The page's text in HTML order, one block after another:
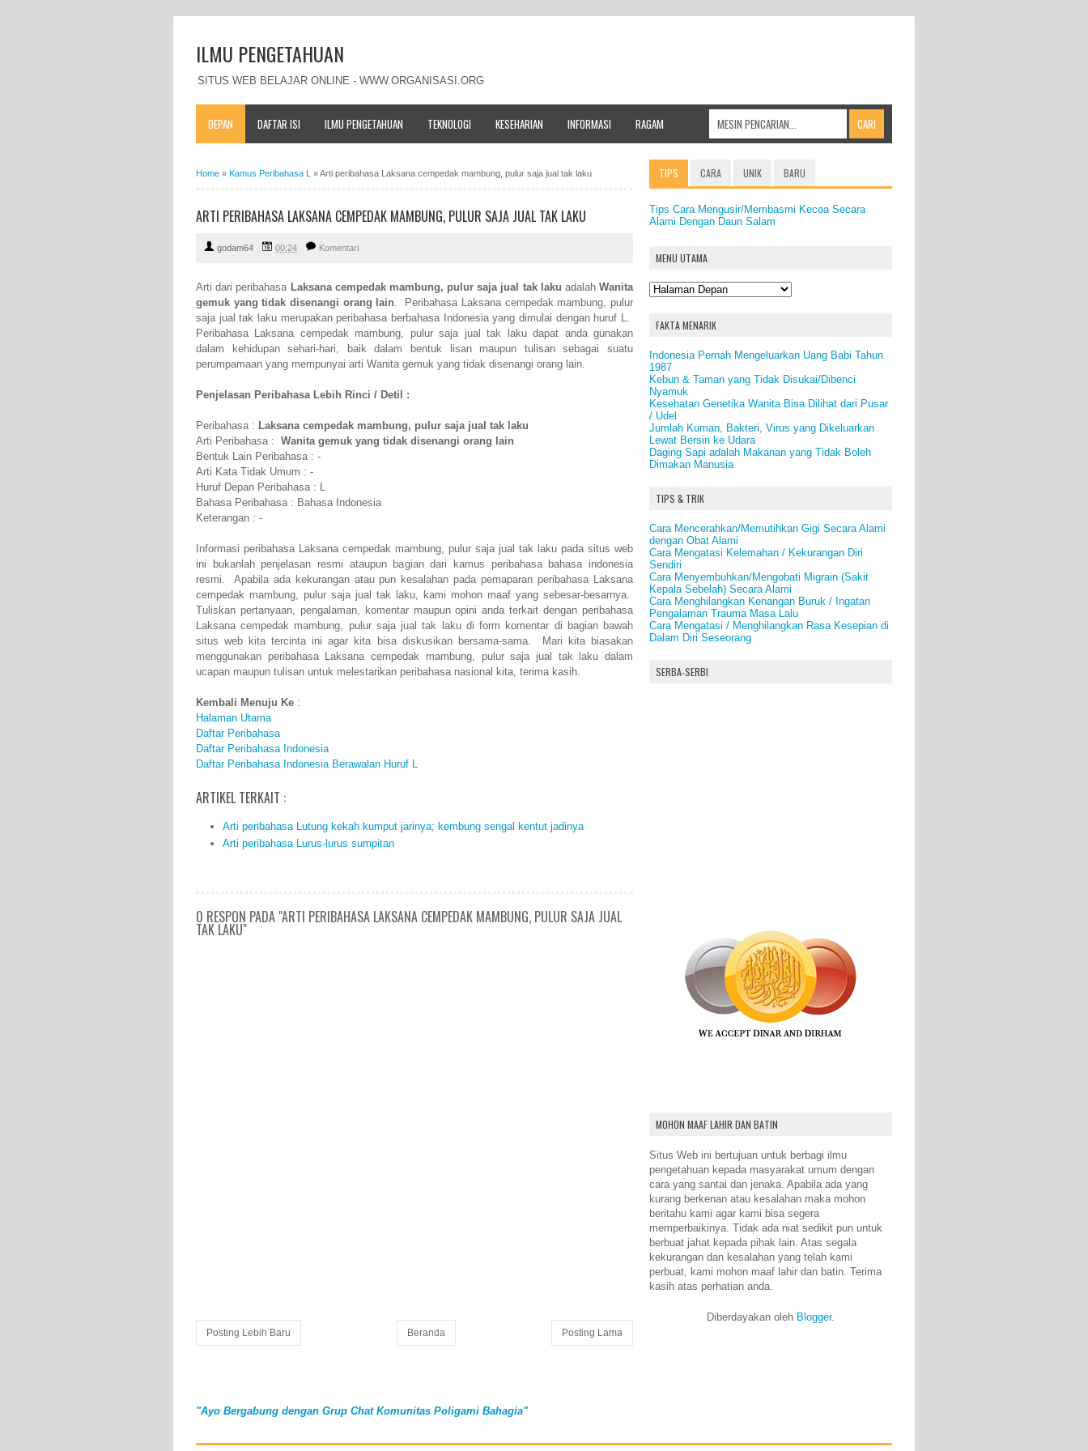
ILMU PENGETAHUAN
SITUS WEB BELAJAR ONLINE - WWW.ORGANISASI.ORG
DEPAN DAFTAR ISI ILMU PENGETAHUAN TEKNOLOGI KESEHARIAN INFORMASI RAGAM
Home » Kamus Peribahasa L »Arti peribahasa Laksana cempedak mambung, pulur saja jual tak laku
ARTI PERIBAHASA LAKSANA CEMPEDAK MAMBUNG, PULUR SAJA JUAL TAK LAKU
godam64 00:24 Komentari
Arti dari peribahasa Laksana cempedak mambung, pulur saja jual tak laku adalahWanita
gemuk yang tidak disenangi orang lain. Peribahasa Laksana cempedak mambung, pulur
saja jual tak laku merupakan peribahasa berbahasa Indonesia yang dimulai dengan huruf L.
Peribahasa Laksana cempedak mambung, pulur saja jual tak laku dapat anda gunakan
dalam kehidupan sehari-hari, baik dalam bentuk lisan maupun tulisan sebagai suatu
perumpamaan yang mempunyai arti Wanita gemuk yang tidak disenangi orang lain.
Penjelasan Peribahasa Lebih Rinci / Detil :
Peribahasa : Laksana cempedak mambung, pulur saja jual tak laku
Arti Peribahasa : Wanita gemuk yang tidak disenangi orang lain
Bentuk Lain Peribahasa : -
Arti Kata Tidak Umum : -
Huruf Depan Peribahasa : L
Bahasa Peribahasa : Bahasa Indonesia
Keterangan : -
Informasi peribahasa Laksana cempedak mambung, pulur saja jual tak laku pada situs web
ini bukanlah penjelasan resmi ataupun bagian dari kamus peribahasa bahasa indonesia
resmi. Apabila ada kekurangan atau pun kesalahan pada pemaparan peribahasa Laksana
cempedak mambung, pulur saja jual tak laku, kami mohon maaf yang sebesar-besarnya.
Tuliskan pertanyaan, pengalaman, komentar maupun opini anda terkait dengan peribahasa
Laksana cempedak mambung, pulur saja jual tak laku di form komentar di bagian bawah
situs web kita tercinta ini agar kita bisa diskusikan bersama-sama. Mari kita biasakan
menggunakan peribahasa Laksana cempedak mambung, pulur saja jual tak laku dalam
ucapan maupun tulisan untuk melestarikan peribahasa nasional kita, terima kasih.
Kembali Menuju Ke :
Halaman Utama
Daftar Peribahasa
Daftar Peribahasa Indonesia
Daftar Peribahasa Indonesia Berawalan Huruf L
ARTIKEL TERKAIT :
Arti peribahasa Lutung kekah kumput jarinya; kembung sengal kentut jadinya
Arti peribahasa Lurus-lurus sumpitan
0 RESPON PADA "ARTI PERIBAHASA LAKSANA CEMPEDAK MAMBUNG, PULUR SAJA JUAL
TAK LAKU"
Posting Lebih Baru Posting Lama
Beranda
"Ayo Bergabung dengan Grup Chat Komunitas Poligami Bahagia"
TIPS CARA UNIK BARU
Tips Cara Mengusir/Membasmi Kecoa Secara
Alami Dengan Daun Salam
MENU UTAMA
FAKTA MENARIK
Indonesia Pernah Mengeluarkan Uang Babi Tahun
1987
Kebun & Taman yang Tidak Disukai/Dibenci
Nyamuk
Kesehatan Genetika Wanita Bisa Dilihat dari Pusar
/ Udel
Jumlah Kuman, Bakteri, Virus yang Dikeluarkan
Lewat Bersin ke Udara
Daging Sapi adalah Makanan yang Tidak Boleh
Dimakan Manusia
TIPS & TRIK
Cara Mencerahkan/Memutihkan Gigi Secara Alami
dengan Obat Alami
Cara Mengatasi Kelemahan / Kekurangan Diri
Sendiri
Cara Menyembuhkan/Mengobati Migrain (Sakit
Kepala Sebelah) Secara Alami
Cara Menghilangkan Kenangan Buruk / Ingatan
Pengalaman Trauma Masa Lalu
Cara Mengatasi / Menghilangkan Rasa Kesepian di
Dalam Diri Seseorang
SERBA-SERBI
MOHON MAAF LAHIR DAN BATIN
Situs Web ini bertujuan untuk berbagi ilmu
pengetahuan kepada masyarakat umum dengan
cara yang santai dan jenaka. Apabila ada yang
kurang berkenan atau kesalahan maka mohon
beritahu kami agar kami bisa segera
memperbaikinya. Tidak ada niat sedikit pun untuk
berbuat jahat kepada pihak lain. Atas segala
kekurangan dan kesalahan yang telah kami
perbuat, kami mohon maaf lahir dan batin. Terima
kasih atas perhatian anda.
Diberdayakan oleh Blogger.